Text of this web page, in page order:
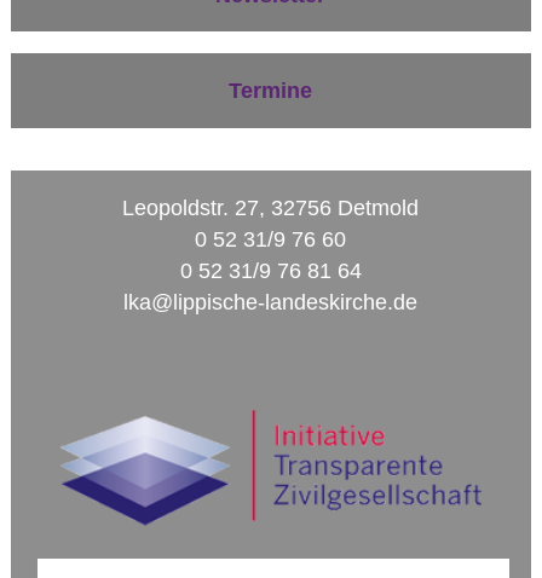
Termine
Leopoldstr. 27, 32756 Detmold
0 52 31/9 76 60
0 52 31/9 76 81 64
lka@lippische-landeskirche.de